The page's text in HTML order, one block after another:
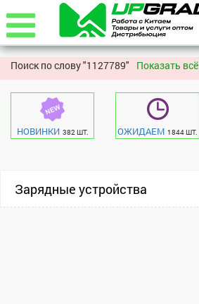
Поиск по слову "1127789" Показать всё
НОВИНКИ 382 ШТ. ОЖИДАЕМ 1844 ШТ.
Зарядные устройства